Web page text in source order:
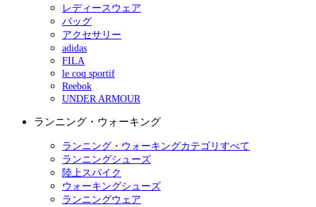
レディースウェア
バッグ
アクセサリー
adidas
FILA
le coq sportif
Reebok
UNDER ARMOUR
ランニング・ウォーキング
ランニング・ウォーキングカテゴリすべて
ランニングシューズ
陸上スパイク
ウォーキングシューズ
ランニングウェア